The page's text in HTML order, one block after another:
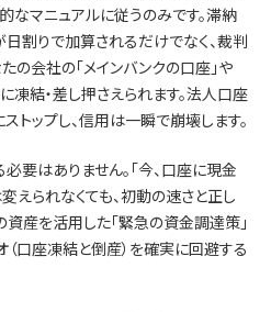
なマニュアルに従うのみです。滞納
割りで加算されるだけでなく、裁判
の会社の「メインバンクの口座」や
凍結・差し押さえられます。法人口座
トップし、信用は一瞬で崩壊します。
要はありません。「今、口座に現金
えられなくても、初動の速さと正し
資産を活用した「緊急の資金調達策」
（口座凍結と倒産）を確実に回避する